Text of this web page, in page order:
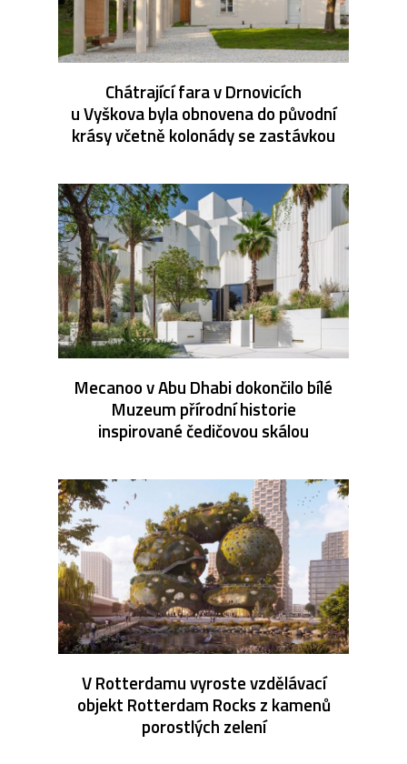
Chátrající fara v Drnovicích
u Vyškova byla obnovena do původní
krásy včetně kolonády se zastávkou
Mecanoo v Abu Dhabi dokončilo bílé
Muzeum přírodní historie
inspirované čedičovou skálou
V Rotterdamu vyroste vzdělávací
objekt Rotterdam Rocks z kamenů
porostlých zelení